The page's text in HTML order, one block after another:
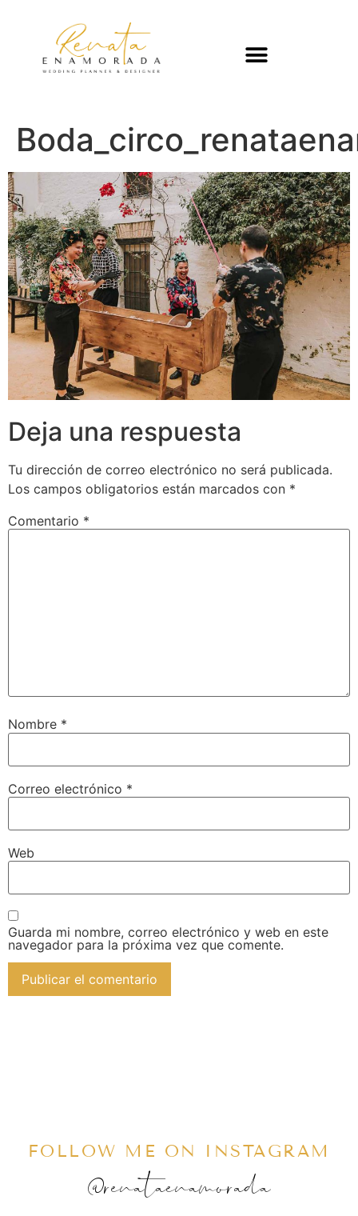
Deja una respuesta
Tu dirección de correo electrónico no será publicada.
Los campos obligatorios están marcados con *
Comentario *
Nombre *
Correo electrónico *
Web
Guarda mi nombre, correo electrónico y web en este
navegador para la próxima vez que comente.
FOLLOW ME ON INSTAGRAM
@renataenamorada